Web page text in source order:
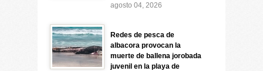
agosto 04, 2026
Redes de pesca de
albacora provocan la
muerte de ballena jorobada
juvenil en la playa de